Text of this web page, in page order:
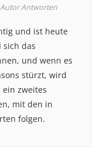
AutorAntworten
und ist heute
das
und wenn es
stürzt, wird
ein zweites
mit den in
folgen.